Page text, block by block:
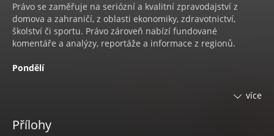
Právo se zaměřuje na seriózní a kvalitní zpravodajství z
domova a zahraničí, z oblasti ekonomiky, zdravotnictví,
školství či sportu. Právo zároveň nabízí fundované
komentáře a analýzy, reportáže a informace z regionů.
Pondělí
Stálá pondělní příloha obsahuje rozšířené
novinkách ze světa celebrit a všem co hýbe společností.
více
Přílohy